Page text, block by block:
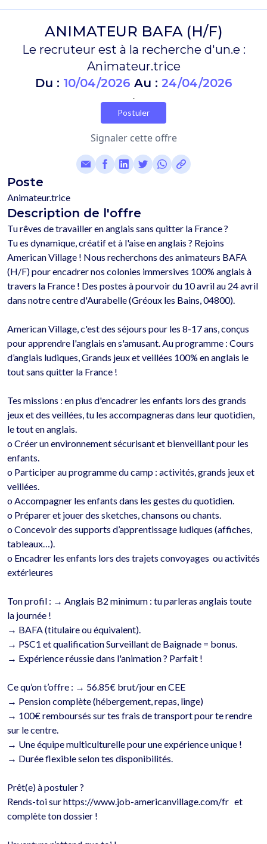
ANIMATEUR BAFA (H/F)
Le recruteur est à la recherche d'un.e :
Animateur.trice
Du : 10/04/2026 Au : 24/04/2026
.
Postuler
Signaler cette offre
Poste
Animateur.trice
Description de l'offre
Tu rêves de travailler en anglais sans quitter la France ?
Tu es dynamique, créatif et à l'aise en anglais ? Rejoins
American Village ! Nous recherchons des animateurs BAFA
(H/F) pour encadrer nos colonies immersives 100% anglais à
travers la France ! Des postes à pourvoir du 10 avril au 24 avril
dans notre centre d'Aurabelle (Gréoux les Bains, 04800).
American Village, c'est des séjours pour les 8-17 ans, conçus
pour apprendre l'anglais en s'amusant. Au programme : Cours
d’anglais ludiques, Grands jeux et veillées 100% en anglais le
tout sans quitter la France !
Tes missions : en plus d'encadrer les enfants lors des grands
jeux et des veillées, tu les accompagneras dans leur quotidien,
le tout en anglais.
o	Créer un environnement sécurisant et bienveillant pour les
enfants.
o	Participer au programme du camp : activités, grands jeux et
veillées.
o	Accompagner les enfants dans les gestes du quotidien.
o	Préparer et jouer des sketches, chansons ou chants.
o	Concevoir des supports d’apprentissage ludiques (affiches,
tableaux…).
o	Encadrer les enfants lors des trajets convoyages  ou activités
extérieures
Ton profil : → Anglais B2 minimum : tu parleras anglais toute
la journée !
→ BAFA (titulaire ou équivalent).
→ PSC1 et qualification Surveillant de Baignade = bonus.
→ Expérience réussie dans l'animation ? Parfait !
Ce qu’on t’offre : → 56.85€ brut/jour en CEE
→ Pension complète (hébergement, repas, linge)
→ 100€ remboursés sur tes frais de transport pour te rendre
sur le centre.
→ Une équipe multiculturelle pour une expérience unique !
→ Durée flexible selon tes disponibilités.
Prêt(e) à postuler ?
Rends-toi sur https://www.job-americanvillage.com/fr   et
complète ton dossier !